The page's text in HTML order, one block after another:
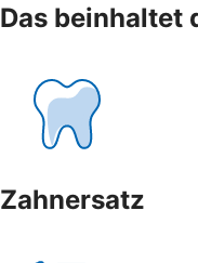
Das beinhaltet
Zahnersatz